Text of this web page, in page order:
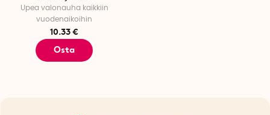
Upea valonauha kaikkiin
vuodenaikoihin
10.33 €
Osta